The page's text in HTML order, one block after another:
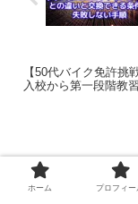
【50代バイク免許挑
入校から第一段階教習
コメント
ホーム プロフィー